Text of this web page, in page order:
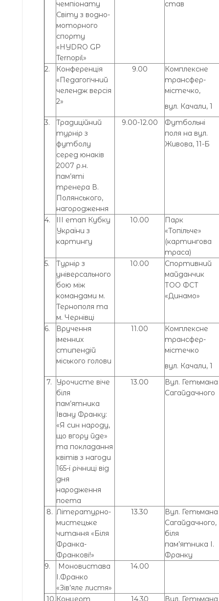
чемпіонату
Світу з водно-
моторного
спорту
«HYDRO GP
Ternopil»
став
2.
Конференція
«Педагогічний
челендж версія
2»
9.00
Комплексне
трансфер-
містечко,
вул. Качали, 1
3.
Традиційний
турнір з
футболу
серед юнаків
2007 р.н.
пам’яті
тренера В.
Полянського,
нагородження
9.00-12.00
Футбольні
поля на вул.
Живова, 11-Б
4.
ІІІ етап Кубку
України з
картингу
10.00
Парк
«Топільче»
(картингова
траса)
5.
Турнір з
універсального
бою між
командами м.
Тернополя та
м. Чернівці
10.00
Спортивний
майданчик
ТОО ФСТ
«Динамо»
6.
Вручення
іменних
стипендій
міського голови
11.00
Комплексне
трансфер-
містечко
вул. Качали, 1
7.
Урочисте віче
біля
пам’ятника
Івану Франку:
«Я син народу,
що вгору йде»
та покладання
квітів з нагоди
165-ї річниці від
дня
народження
поета
13.00
Вул. Гетьмана
Сагайдачного
8. Літературно-
мистецьке
читання «Біля
Франка-
Франкові!»
13.30
Вул. Гетьмана
Сагайдачного,
біля
пам’ятника І.
Франку
9.
Моновистава
І.Франко
«Зів’яле листя»
14.00
10. Концерт
14.30
Вул. Гетьмана